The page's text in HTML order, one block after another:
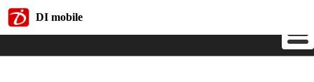
DI mobile
DI mobile